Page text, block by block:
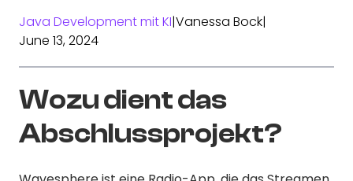
Java Development mit KI|Vanessa Bock|
June 13, 2024
Wozu dient das
Abschlussprojekt?